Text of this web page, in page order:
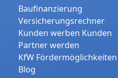
Baufinanzierung
Versicherungsrechner
Kunden werben Kunden
Partner werden
KfW Fördermöglichkeiten
Blog